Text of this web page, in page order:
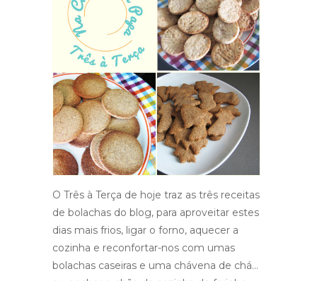
O Três à Terça de hoje traz as três receitas
de bolachas do blog, para aproveitar estes
dias mais frios, ligar o forno, aquecer a
cozinha e reconfortar-nos com umas
bolachas caseiras e uma chávena de chá…